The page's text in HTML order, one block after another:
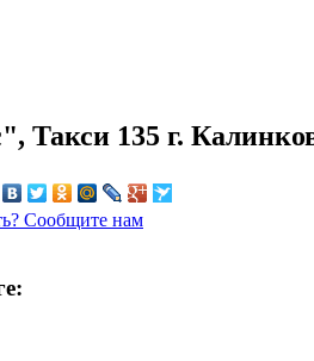
Такси 135 г.
Сообщите нам